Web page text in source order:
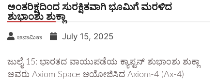
ಅಂತರಿಕ್ಷದಿಂದ ಸುರಕ್ಷಿತವಾಗಿ ಭೂಮಿಗೆ ಮರಳಿದ
ಶುಭಾಂಶು ಶುಕ್ಲಾ
ಅನಾಮಿಕಾ July 15, 2025
ಜುಲೈ 15: ಭಾರತದ ವಾಯುಪಡೆಯ ಕ್ಯಾಪ್ಟನ್ ಶುಭಾಂಶು ಶುಕ್ಲಾ
ಅವರು Axiom Space ಆಯೋಜಿಸಿದ Axiom-4 (Ax-4)